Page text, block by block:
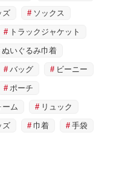
ズ ソックス
トラックジャケット
ぬいぐるみ巾着
バッグ ビーニー
ポーチ
ーム リュック
ズ 巾着 手袋